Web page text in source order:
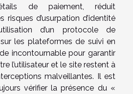
de paiement, réduit
risques d’usurpation d’identité
d’un protocole de
les plateformes de suivi en
incontournable pour garantir
l’utilisateur et le site restent à
malveillantes. Il est
vérifier la présence du «